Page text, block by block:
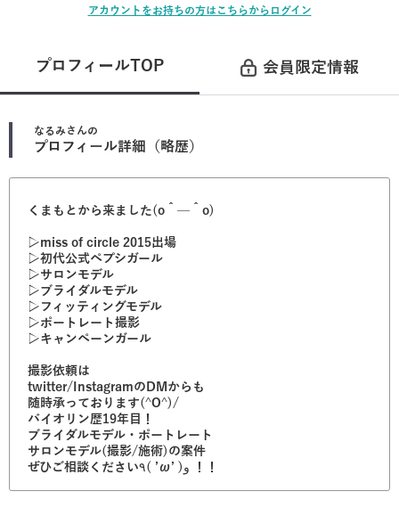
アカウントをお持ちの方はこちらからログイン
プロフィールTOP 会員限定情報
なるみさんの
プロフィール詳細（略歴）
くまもとから来ました(o＾—＾o)
▷miss of circle 2015出場
▷初代公式ペプシガール
▷サロンモデル
▷ブライダルモデル
▷フィッティングモデル
▷ポートレート撮影
▷キャンペーンガール
撮影依頼は
twitter/InstagramのDMからも
随時承っております(^O^)/
バイオリン歴19年目！
ブライダルモデル・ポートレート
サロンモデル(撮影/施術)の案件
ぜひご相談ください٩( ’ω’ )و ！！